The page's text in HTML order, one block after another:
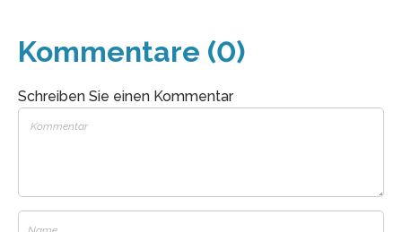
Kommentare (0)
Schreiben Sie einen Kommentar